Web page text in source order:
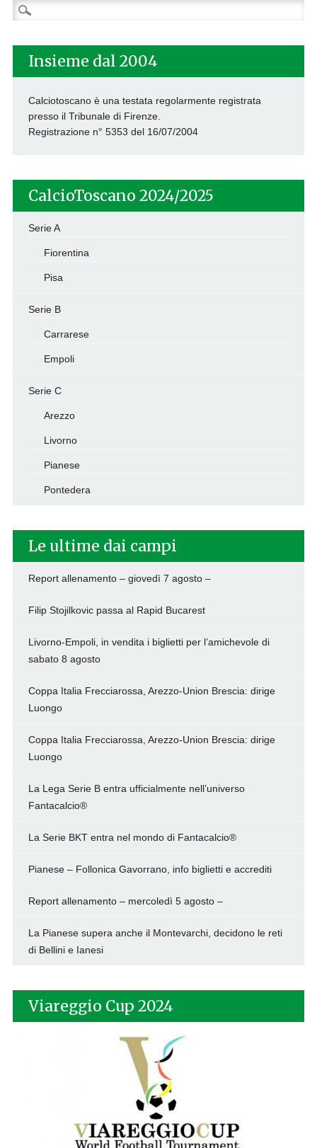
Ricerca
per:
Insieme dal 2004
Calciotoscano è una testata regolarmente registrata
presso il Tribunale di Firenze.
Registrazione n° 5353 del 16/07/2004
CalcioToscano 2024/2025
Serie A
Fiorentina
Pisa
Serie B
Carrarese
Empoli
Serie C
Arezzo
Livorno
Pianese
Pontedera
Le ultime dai campi
Report allenamento – giovedì 7 agosto –
Filip Stojilkovic passa al Rapid Bucarest
Livorno-Empoli, in vendita i biglietti per l’amichevole di
sabato 8 agosto
Coppa Italia Frecciarossa, Arezzo-Union Brescia: dirige
Luongo
Coppa Italia Frecciarossa, Arezzo-Union Brescia: dirige
Luongo
La Lega Serie B entra ufficialmente nell’universo
Fantacalcio®
La Serie BKT entra nel mondo di Fantacalcio®
Pianese – Follonica Gavorrano, info biglietti e accrediti
Report allenamento – mercoledì 5 agosto –
La Pianese supera anche il Montevarchi, decidono le reti
di Bellini e Ianesi
Viareggio Cup 2024